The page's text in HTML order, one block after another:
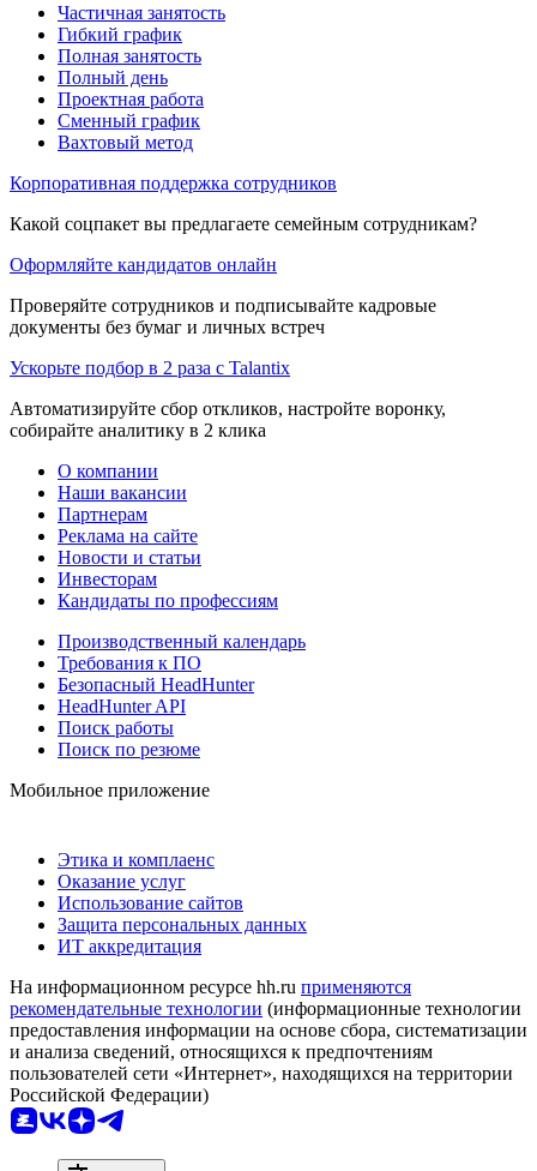
Частичная занятость
Гибкий график
Полная занятость
Полный день
Проектная работа
Сменный график
Вахтовый метод
Корпоративная поддержка сотрудников
Какой соцпакет вы предлагаете семейным сотрудникам?
Оформляйте кандидатов онлайн
Проверяйте сотрудников и подписывайте кадровые
документы без бумаг и личных встреч
Ускорьте подбор в 2 раза с Talantix
Автоматизируйте сбор откликов, настройте воронку,
собирайте аналитику в 2 клика
О компании
Наши вакансии
Партнерам
Реклама на сайте
Новости и статьи
Инвесторам
Кандидаты по профессиям
Производственный календарь
Требования к ПО
Безопасный HeadHunter
HeadHunter API
Поиск работы
Поиск по резюме
Мобильное приложение
Этика и комплаенс
Оказание услуг
Использование сайтов
Защита персональных данных
ИТ аккредитация
На информационном ресурсе hh.ru применяются
рекомендательные технологии (информационные технологии
предоставления информации на основе сбора, систематизации
и анализа сведений, относящихся к предпочтениям
пользователей сети «Интернет», находящихся на территории
Российской Федерации)